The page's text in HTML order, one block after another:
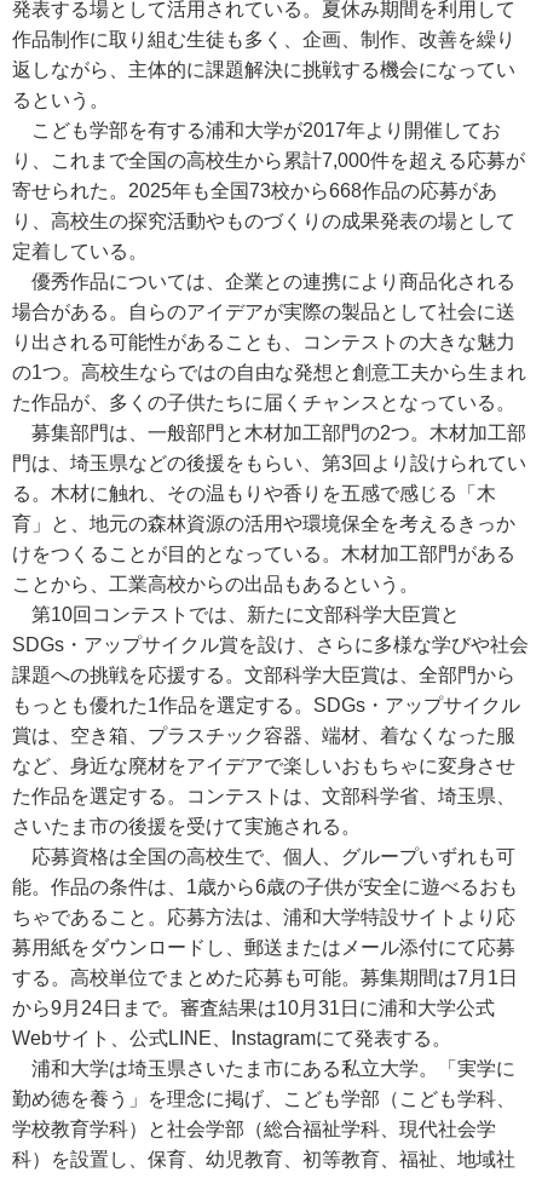
発表する場として活用されている。夏休み期間を利用して
作品制作に取り組む生徒も多く、企画、制作、改善を繰り
返しながら、主体的に課題解決に挑戦する機会になってい
るという。
こども学部を有する浦和大学が2017年より開催してお
り、これまで全国の高校生から累計7,000件を超える応募が
寄せられた。2025年も全国73校から668作品の応募があ
り、高校生の探究活動やものづくりの成果発表の場として
定着している。
優秀作品については、企業との連携により商品化される
場合がある。自らのアイデアが実際の製品として社会に送
り出される可能性があることも、コンテストの大きな魅力
の1つ。高校生ならではの自由な発想と創意工夫から生まれ
た作品が、多くの子供たちに届くチャンスとなっている。
募集部門は、一般部門と木材加工部門の2つ。木材加工部
門は、埼玉県などの後援をもらい、第3回より設けられてい
る。木材に触れ、その温もりや香りを五感で感じる「木
育」と、地元の森林資源の活用や環境保全を考えるきっか
けをつくることが目的となっている。木材加工部門がある
ことから、工業高校からの出品もあるという。
第10回コンテストでは、新たに文部科学大臣賞と
SDGs・アップサイクル賞を設け、さらに多様な学びや社会
課題への挑戦を応援する。文部科学大臣賞は、全部門から
もっとも優れた1作品を選定する。SDGs・アップサイクル
賞は、空き箱、プラスチック容器、端材、着なくなった服
など、身近な廃材をアイデアで楽しいおもちゃに変身させ
た作品を選定する。コンテストは、文部科学省、埼玉県、
さいたま市の後援を受けて実施される。
応募資格は全国の高校生で、個人、グループいずれも可
能。作品の条件は、1歳から6歳の子供が安全に遊べるおも
ちゃであること。応募方法は、浦和大学特設サイトより応
募用紙をダウンロードし、郵送またはメール添付にて応募
する。高校単位でまとめた応募も可能。募集期間は7月1日
から9月24日まで。審査結果は10月31日に浦和大学公式
Webサイト、公式LINE、Instagramにて発表する。
浦和大学は埼玉県さいたま市にある私立大学。「実学に
勤め徳を養う」を理念に掲げ、こども学部（こども学科、
学校教育学科）と社会学部（総合福祉学科、現代社会学
科）を設置し、保育、幼児教育、初等教育、福祉、地域社